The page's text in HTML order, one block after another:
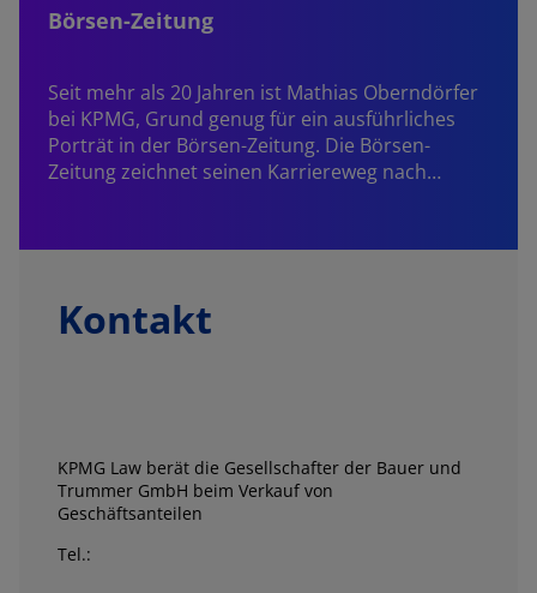
Börsen-Zeitung
Seit mehr als 20 Jahren ist Mathias Oberndörfer
bei KPMG, Grund genug für ein ausführliches
Porträt in der Börsen-Zeitung. Die Börsen-
Zeitung zeichnet seinen Karriereweg nach…
Kontakt
KPMG Law berät die Gesellschafter der Bauer und
Trummer GmbH beim Verkauf von
Geschäftsanteilen
Tel.: